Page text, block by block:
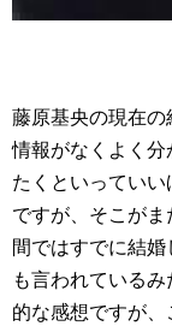
藤原基央の現在の
情報がなくよく分
たくといってい
ですが、そこが
間ではすでに結
も言われている
的な感想ですが